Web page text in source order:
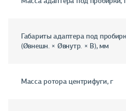
Габариты адаптера под
(Øвнешн. × Øвнутр. × В), мм
Масса ротора центрифуги, г